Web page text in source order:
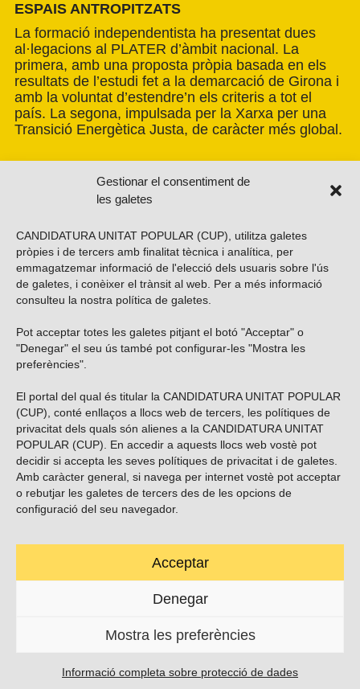
Gestionar el consentiment de
les galetes
CANDIDATURA UNITAT POPULAR (CUP), utilitza galetes
pròpies i de tercers amb finalitat tècnica i analítica, per
emmagatzemar informació de l'elecció dels usuaris sobre l'ús
de galetes, i conèixer el trànsit al web. Per a més informació
consulteu la nostra política de galetes
Pot acceptar totes les galetes pitjant el botó "Acceptar" o
"Denegar" el seu ús també pot configurar-les "Mostra les
preferències".
El portal del qual és titular la CANDIDATURA UNITAT POPULAR
(CUP), conté enllaços a llocs web de tercers, les polítiques de
privacitat dels quals són alienes a la CANDIDATURA UNITAT
POPULAR (CUP). En accedir a aquests llocs web vostè pot
decidir si accepta les seves polítiques de privacitat i de galetes.
Amb caràcter general, si navega per internet vostè pot acceptar
o rebutjar les galetes de tercers des de les opcions de
configuració del seu navegador.
Acceptar
Denegar
Mostra les preferències
Informació completa sobre protecció de dades
ESPAIS ANTROPITZATS
La formació independentista ha presentat dues
al·legacions al PLATER d’àmbit nacional. La
primera, amb una proposta pròpia basada en els
resultats de l’estudi fet a la demarcació de Girona i
amb la voluntat d’estendre’n els criteris a tot el
país. La segona, impulsada per la Xarxa per una
Transició Energètica Justa, de caràcter més global.
Vols subscriure’t al nostre butlletí?
ENVIAR
Troba’ns a les xarxes socials
Carrer Casp 180 (baixos), Barcelona.
contacte@cup.cat